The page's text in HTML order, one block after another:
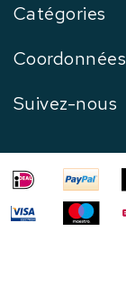
Catégories
Coordonnées
Suivez-nous